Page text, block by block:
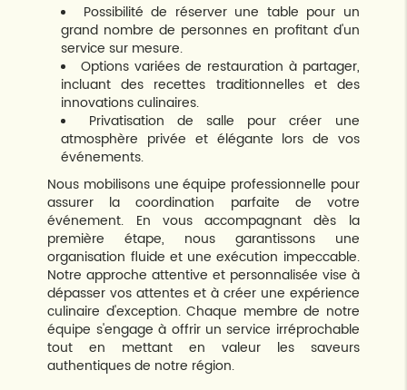
Possibilité de réserver une table pour un
grand nombre de personnes en profitant d'un
service sur mesure.
Options variées de restauration à partager,
incluant des recettes traditionnelles et des
innovations culinaires.
Privatisation de salle pour créer une
atmosphère privée et élégante lors de vos
événements.
Nous mobilisons une équipe professionnelle pour
assurer la coordination parfaite de votre
événement. En vous accompagnant dès la
première étape, nous garantissons une
organisation fluide et une exécution impeccable.
Notre approche attentive et personnalisée vise à
dépasser vos attentes et à créer une expérience
culinaire d'exception. Chaque membre de notre
équipe s'engage à offrir un service irréprochable
tout en mettant en valeur les saveurs
authentiques de notre région.